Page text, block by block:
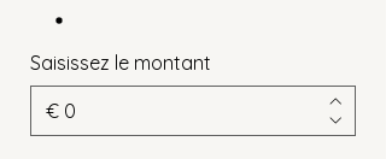
Saisissez le montant
€